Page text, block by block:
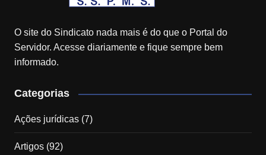
O site do Sindicato nada mais é do que o Portal do
Servidor. Acesse diariamente e fique sempre bem
informado.
Categorias
Ações jurídicas(7)
Artigos(92)